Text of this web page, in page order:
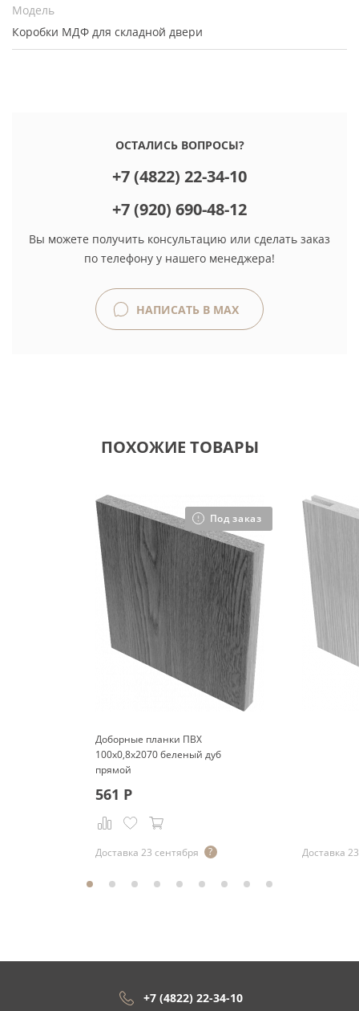
Модель
Коробки МДФ для складной двери
ОСТАЛИСЬ ВОПРОСЫ?
+7 (4822) 22-34-10
+7 (920) 690-48-12
Вы можете получить консультацию или сделать заказ
по телефону у нашего менеджера!
НАПИСАТЬ В MAX
ПОХОЖИЕ ТОВАРЫ
Под заказ
Доборные планки ПВХ
100x0,8x2070 беленый дуб
прямой
561 Р
Доставка 23 сентября Доставка
+7 (4822) 22-34-10